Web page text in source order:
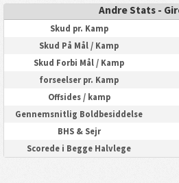
Andre Stats -
Skud pr. Kamp
Skud På Mål / Kamp
Skud Forbi Mål / Kamp
forseelser pr. Kamp
Offsides / kamp
Gennemsnitlig Boldbesiddelse
BHS & Sejr
Scorede i Begge Halvlege